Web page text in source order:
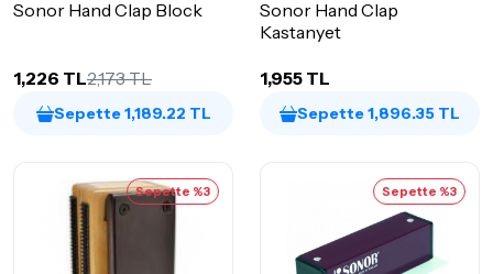
Sonor Hand Clap Block
1,226 TL2,173 TL
Sepette 1,189.22 TL
Sonor Hand Clap
Kastanyet
1,955 TL
Sepette 1,896.35 TL
Sepette %3 Sepette %3